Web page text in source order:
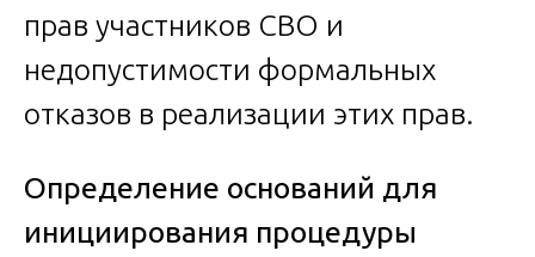
прав участников СВО и
недопустимости формальных
отказов в реализации этих прав.
Определение оснований для
инициирования процедуры